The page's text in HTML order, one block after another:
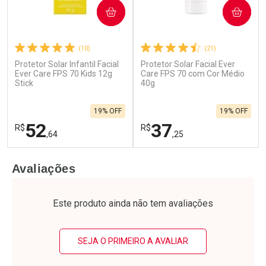
(10)
Protetor Solar Infantil Facial
Ever Care FPS 70 Kids 12g
Stick
R$52,64
19% OFF
COMPRAR
Laboratório
Por Menos
(21)
Protetor Solar Facial Ever
Care FPS 70 com Cor Médio
40g
R$37,25
19% OFF
COMPRAR
Laboratório
Por Menos
Avaliações
Este produto ainda não tem avaliações
SEJA O PRIMEIRO A AVALIAR